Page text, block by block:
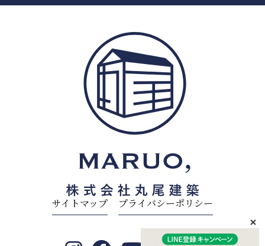
サイトマップ プライバシーポリシー